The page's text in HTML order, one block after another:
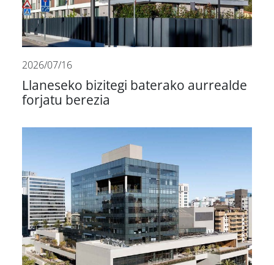
2026/07/16
Llaneseko bizitegi baterako aurrealde
forjatu berezia